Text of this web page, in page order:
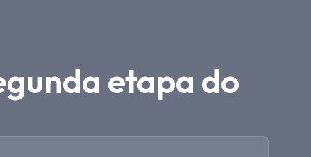
etapa do